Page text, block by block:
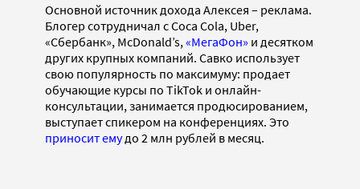
Основной источник дохода Алексея – реклама.
Блогер сотрудничал с Coca Cola, Uber,
«Сбербанк», McDonald’s, «МегаФон» и десятком
других крупных компаний. Савко использует
свою популярность по максимуму: продает
обучающие курсы по TikTok и онлайн-
консультации, занимается продюсированием,
выступает спикером на конференциях. Это
приносит емудо 2 млн рублей в месяц.